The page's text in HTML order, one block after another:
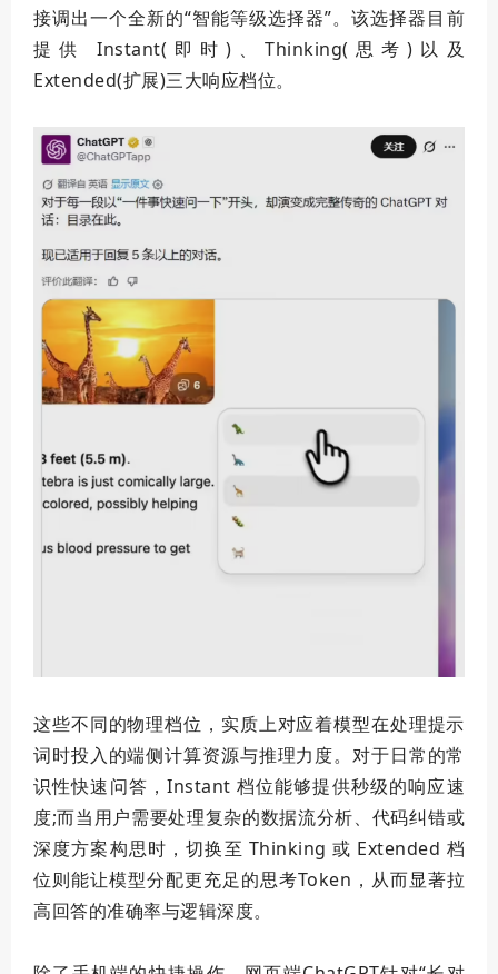
接调出一个全新的“智能等级选择器”。该选择器目前
提供 Instant(即时)、Thinking(思考)以及
Extended(扩展)三大响应档位。
这些不同的物理档位，实质上对应着模型在处理提示
词时投入的端侧计算资源与推理力度。对于日常的常
识性快速问答，Instant 档位能够提供秒级的响应速
度;而当用户需要处理复杂的数据流分析、代码纠错或
深度方案构思时，切换至 Thinking 或 Extended 档
位则能让模型分配更充足的思考Token，从而显著拉
高回答的准确率与逻辑深度。